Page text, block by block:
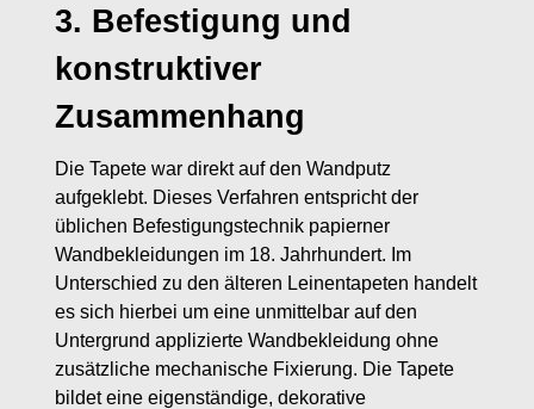
3. Befestigung und
konstruktiver
Zusammenhang
Die Tapete war direkt auf den Wandputz
aufgeklebt. Dieses Verfahren entspricht der
üblichen Befestigungstechnik papierner
Wandbekleidungen im 18. Jahrhundert. Im
Unterschied zu den älteren Leinentapeten handelt
es sich hierbei um eine unmittelbar auf den
Untergrund applizierte Wandbekleidung ohne
zusätzliche mechanische Fixierung. Die Tapete
bildet eine eigenständige, dekorative